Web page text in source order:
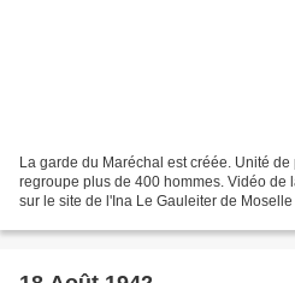
La garde du Maréchal est créée. Unité
regroupe plus de 400 hommes. Vidéo de
sur le site de l'Ina Le Gauleiter de